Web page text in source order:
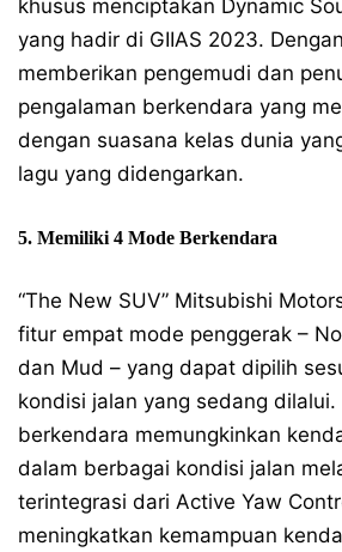
khusus menciptakan Dynamic
yang hadir di GIIAS 2023.
memberikan pengemudi dan
pengalaman berkendara yang
dengan suasana kelas dunia
lagu yang didengarkan.
5. Memiliki 4 Mode Berkendara
“The New SUV” Mitsubishi
fitur empat mode penggerak –
dan Mud – yang dapat dipilih
kondisi jalan yang sedang dilalui.
berkendara memungkinkan
dalam berbagai kondisi jalan
terintegrasi dari Active Yaw
meningkatkan kemampuan